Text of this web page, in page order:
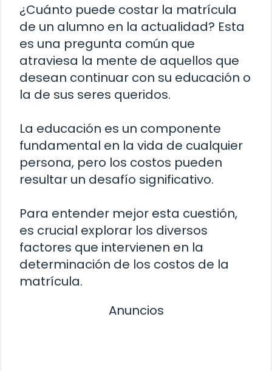
¿Cuánto puede costar la matrícula
de un alumno en la actualidad? Esta
es una pregunta común que
atraviesa la mente de aquellos que
desean continuar con su educación o
la de sus seres queridos.
La educación es un componente
fundamental en la vida de cualquier
persona, pero los costos pueden
resultar un desafío significativo.
Para entender mejor esta cuestión,
es crucial explorar los diversos
factores que intervienen en la
determinación de los costos de la
matrícula.
Anuncios